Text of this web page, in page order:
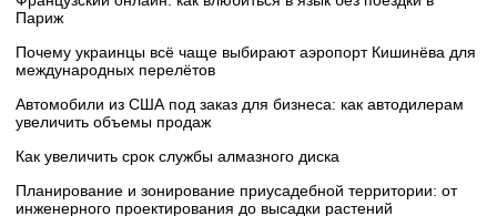
Париж
Почему украинцы всё чаще выбирают аэропорт Кишинёва для
международных перелётов
Автомобили из США под заказ для бизнеса: как автодилерам
увеличить объемы продаж
Как увеличить срок службы алмазного диска
Планирование и зонирование приусадебной территории: от
инженерного проектирования до высадки растений